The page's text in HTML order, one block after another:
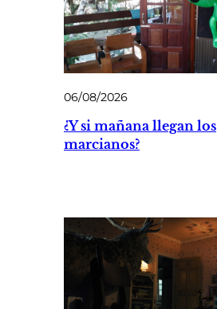
06/08/2026
¿Y si mañana llegan los
marcianos?